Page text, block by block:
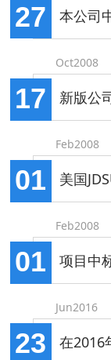
27
Oct2008
17
Feb2008
01
Feb2008
01
Jun2016
23